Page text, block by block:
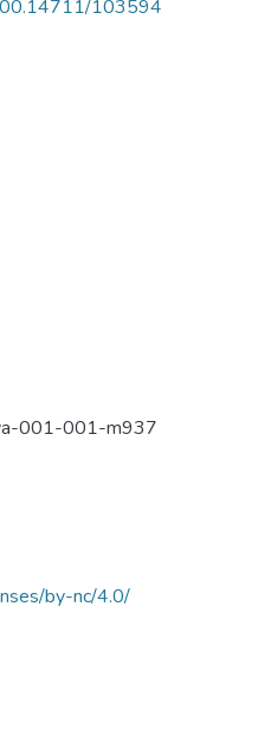
103594
001-001-m937
by-nc/4.0/